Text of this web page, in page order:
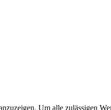
Um alle zulässigen